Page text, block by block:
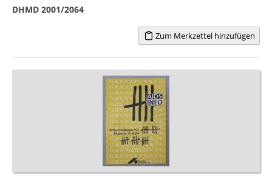
DHMD 2001/2064
Zum Merkzettel hinzufügen